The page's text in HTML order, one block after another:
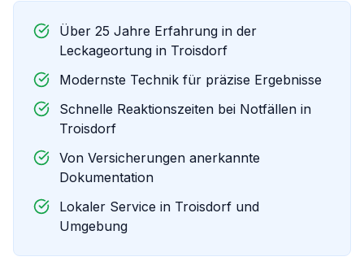
Über 25 Jahre Erfahrung in der
Leckageortung in Troisdorf
Modernste Technik für präzise Ergebnisse
Schnelle Reaktionszeiten bei Notfällen in
Troisdorf
Von Versicherungen anerkannte
Dokumentation
Lokaler Service in Troisdorf und
Umgebung